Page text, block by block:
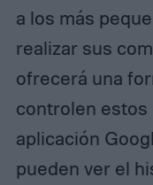
a los más
realizar sus
ofrecerá una
controlen estos
aplicación
pueden ver el